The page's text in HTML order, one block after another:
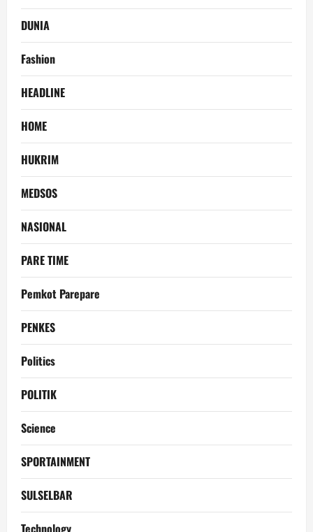
DUNIA
Fashion
HEADLINE
HOME
HUKRIM
MEDSOS
NASIONAL
PARE TIME
Pemkot Parepare
PENKES
Politics
POLITIK
Science
SPORTAINMENT
SULSELBAR
Technology